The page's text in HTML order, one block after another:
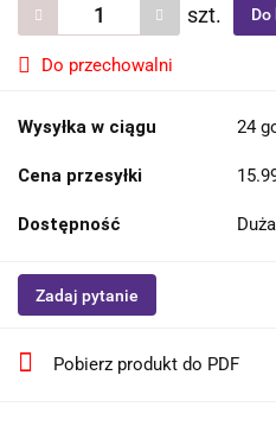
szt. Do
Do przechowalni
Wysyłka w ciągu 24
Cena przesyłki
Dostępność
Zadaj pytanie
Pobierz produkt do PDF